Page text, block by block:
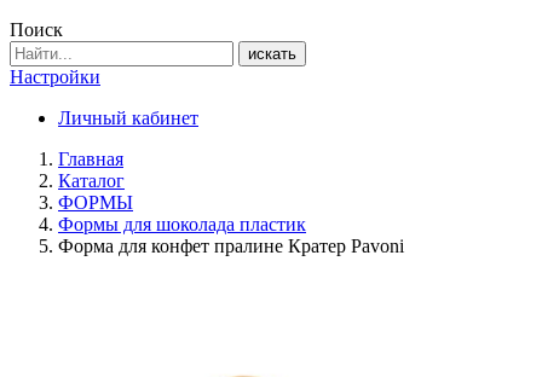
Поиск
искать
Настройки
Личный кабинет
Главная
Каталог
ФОРМЫ
Формы для шоколада пластик
Форма для конфет пралине Кратер Pavoni